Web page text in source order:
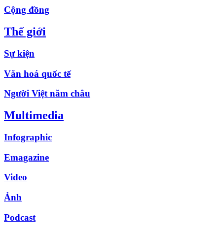
Cộng đồng
Thế giới
Sự kiện
Văn hoá quốc tế
Người Việt năm châu
Multimedia
Infographic
Emagazine
Video
Ảnh
Podcast